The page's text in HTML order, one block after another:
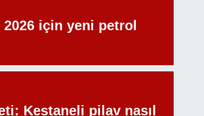
için yeni petrol
Kestaneli pilav nasıl